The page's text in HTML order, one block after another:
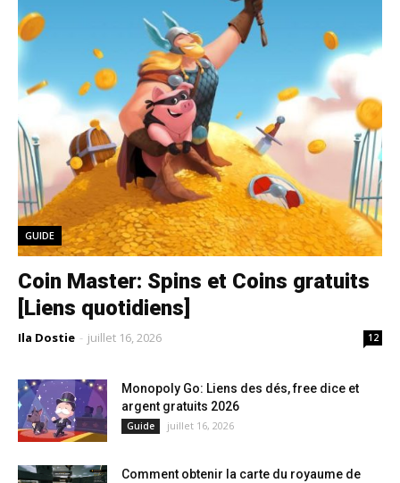
GUIDE
Coin Master: Spins et Coins gratuits
[Liens quotidiens]
Ila Dostie - juillet 16, 2026 12
Monopoly Go: Liens des dés, free dice et
argent gratuits 2026
Guide juillet 16, 2026
Comment obtenir la carte du royaume de